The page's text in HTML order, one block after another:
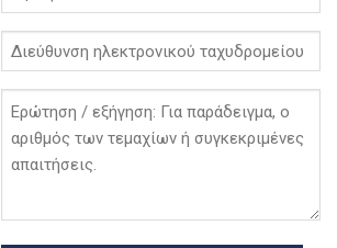
*
Διεύθυνση
ηλεκτρονικού
Ερώτηση
εξήγηση